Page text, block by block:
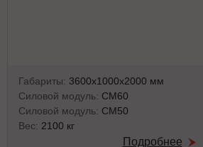
Габариты: 3600х1000х2000 мм
Силовой модуль: СМ60
Силовой модуль: СМ50
Вес: 2100 кг
Подробнее